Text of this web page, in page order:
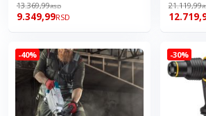
13.369,99RSD
9.349,99RSD
21.119,99
-40% -30%